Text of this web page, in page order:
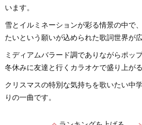
います。
雪とイルミネーションが彩る情景の中で
たいという願いが込められた歌詞世界が広
ミディアムバラード調でありながらポッ
冬休みに友達と行くカラオケで盛り上が
クリスマスの特別な気持ちを歌いたい中
りの一曲です。